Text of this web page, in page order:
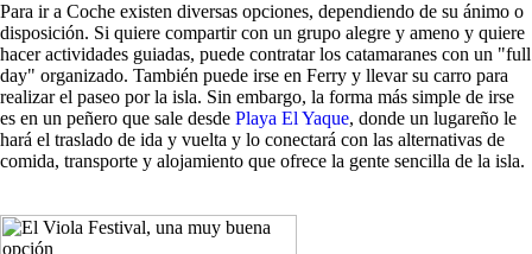
Para ir a Coche existen diversas opciones, dependiendo de su ánimo o
disposición. Si quiere compartir con un grupo alegre y ameno y quiere
hacer actividades guiadas, puede contratar los catamaranes con un "full
day" organizado. También puede irse en Ferry y llevar su carro para
realizar el paseo por la isla. Sin embargo, la forma más simple de irse
es en un peñero que sale desde Playa El Yaque, donde un lugareño le
hará el traslado de ida y vuelta y lo conectará con las alternativas de
comida, transporte y alojamiento que ofrece la gente sencilla de la isla.